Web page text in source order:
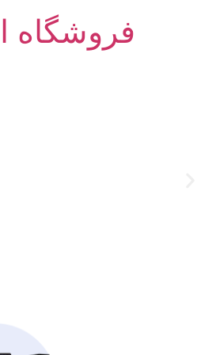
فروشگاه